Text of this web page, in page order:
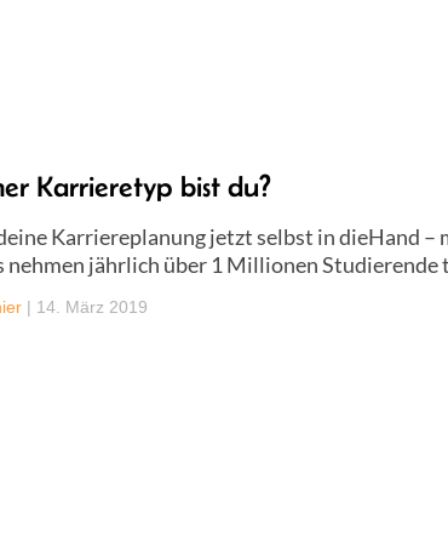
Karrieretyp bist du?
Karriereplanung jetzt selbst in dieHand –
nehmen jährlich über 1 Millionen Studierende
| 14. März 2019